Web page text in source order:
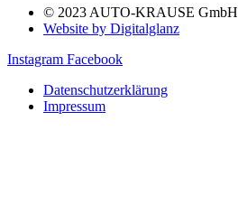
© 2023 AUTO-KRAUSE GmbH
Website by Digitalglanz
Instagram Facebook
Datenschutzerklärung
Impressum